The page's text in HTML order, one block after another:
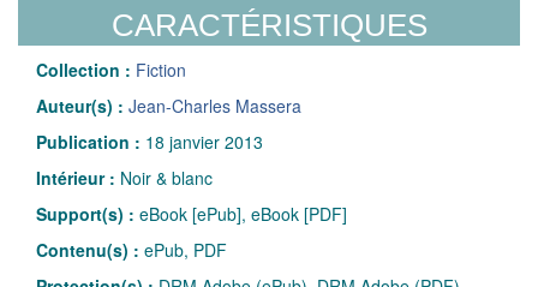
CARACTÉRISTIQUES
Collection : Fiction
Auteur(s) : Jean-Charles Massera
Publication : 18 janvier 2013
Intérieur : Noir & blanc
Support(s) : eBook [ePub], eBook [PDF]
Contenu(s) : ePub, PDF